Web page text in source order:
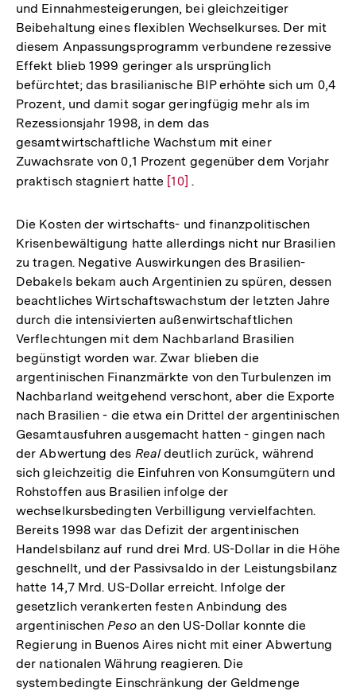
und Einnahmesteigerungen, bei gleichzeitiger
Beibehaltung eines flexiblen Wechselkurses. Der mit
diesem Anpassungsprogramm verbundene rezessive
Effekt blieb 1999 geringer als ursprünglich
befürchtet; das brasilianische BIP erhöhte sich um 0,4
Prozent, und damit sogar geringfügig mehr als im
Rezessionsjahr 1998, in dem das
gesamtwirtschaftliche Wachstum mit einer
Zuwachsrate von 0,1 Prozent gegenüber dem Vorjahr
praktisch stagniert hatte Zur
der
Fußnote
[10] .
Die Kosten der wirtschafts- und finanzpolitischen
Krisenbewältigung hatte allerdings nicht nur Brasilien
zu tragen. Negative Auswirkungen des Brasilien-
Debakels bekam auch Argentinien zu spüren, dessen
beachtliches Wirtschaftswachstum der letzten Jahre
durch die intensivierten außenwirtschaftlichen
Verflechtungen mit dem Nachbarland Brasilien
begünstigt worden war. Zwar blieben die
argentinischen Finanzmärkte von den Turbulenzen im
Nachbarland weitgehend verschont, aber die Exporte
nach Brasilien - die etwa ein Drittel der argentinischen
Gesamtausfuhren ausgemacht hatten - gingen nach
der Abwertung des Realdeutlich zurück, während
sich gleichzeitig die Einfuhren von Konsumgütern und
Rohstoffen aus Brasilien infolge der
wechselkursbedingten Verbilligung vervielfachten.
Bereits 1998 war das Defizit der argentinischen
Handelsbilanz auf rund drei Mrd. US-Dollar in die Höhe
geschnellt, und der Passivsaldo in der Leistungsbilanz
hatte 14,7 Mrd. US-Dollar erreicht. Infolge der
gesetzlich verankerten festen Anbindung des
argentinischen Pesoan den US-Dollar konnte die
Regierung in Buenos Aires nicht mit einer Abwertung
der nationalen Währung reagieren. Die
systembedingte Einschränkung der Geldmenge